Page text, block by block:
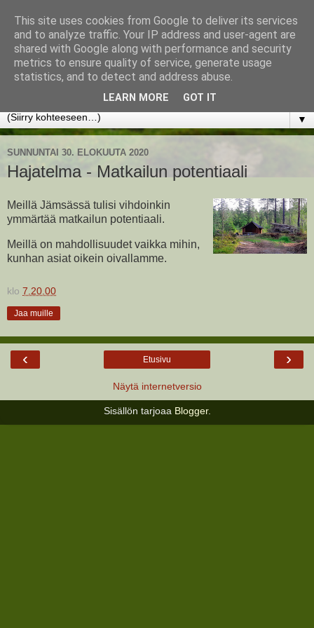
www.jyrkikokko.fi
Uusi Suunta - Jokainen hetki tarjoaa tilaisuuden muuttaa
▼
SUNNUNTAI 30. ELOKUUTA 2020
Hajatelma - Matkailun potentiaali
Meillä Jämsässä tulisi vihdoinkin
ymmärtää matkailun potentiaali.
Meillä on mahdollisuudet vaikka mihin,
kunhan asiat oikein oivallamme.
klo 7.20.00
Jaa muille
‹ ›
Etusivu
Näytä internetversio
Sisällön tarjoaa Blogger.
This site uses cookies from Google to deliver its services
and to analyze traffic. Your IP address and user-agent are
shared with Google along with performance and security
metrics to ensure quality of service, generate usage
statistics, and to detect and address abuse.
LEARN MORE GOT IT